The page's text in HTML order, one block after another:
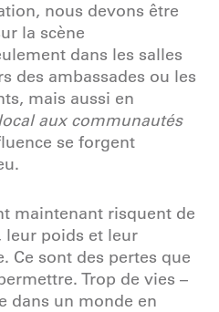
nous devons être
la scène
dans les salles
des ambassades ou les
mais aussi en
aux communautés
se forgent
maintenant risquent de
leur poids et leur
Ce sont des pertes que
Trop de vies –
dans un monde en